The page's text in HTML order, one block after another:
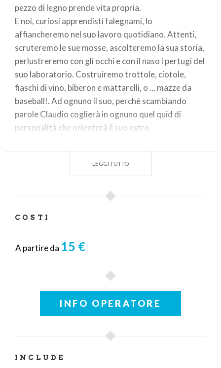
pezzo di legno prende vita propria.
E noi, curiosi apprendisti falegnami, lo
affiancheremo nel suo lavoro quotidiano. Attenti,
scruteremo le sue mosse, ascolteremo la sua storia,
perlustreremo con gli occhi e con il naso i pertugi del
suo laboratorio. Costruiremo trottole, ciotole,
fiaschi di vino, biberon e mattarelli, o … mazze da
baseball!. Ad ognuno il suo, perché scambiando
parole Claudio coglierà in ognuno quel quid di
personalità che orienterà il suo estro.
danzanti intorno a noi.
LEGGI TUTTO
COSTI
A partire da 15 €
INFO OPERATORE
INCLUDE